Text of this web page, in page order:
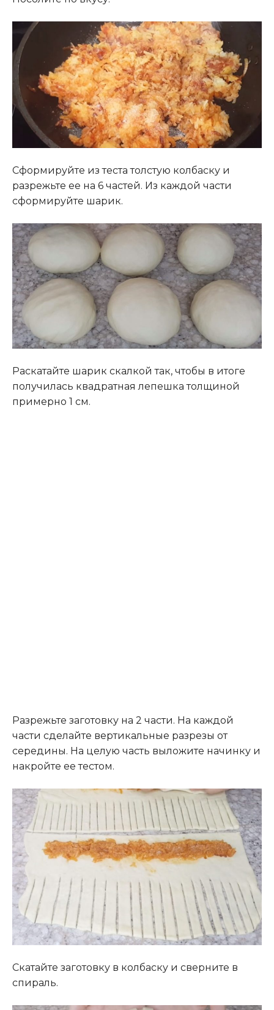
Сформируйте из теста толстую колбаску и
разрежьте ее на 6 частей. Из каждой части
сформируйте шарик.
Раскатайте шарик скалкой так, чтобы в итоге
получилась квадратная лепешка толщиной
примерно 1 см.
Разрежьте заготовку на 2 части. На каждой
части сделайте вертикальные разрезы от
середины. На целую часть выложите начинку и
накройте ее тестом.
Скатайте заготовку в колбаску и сверните в
спираль.